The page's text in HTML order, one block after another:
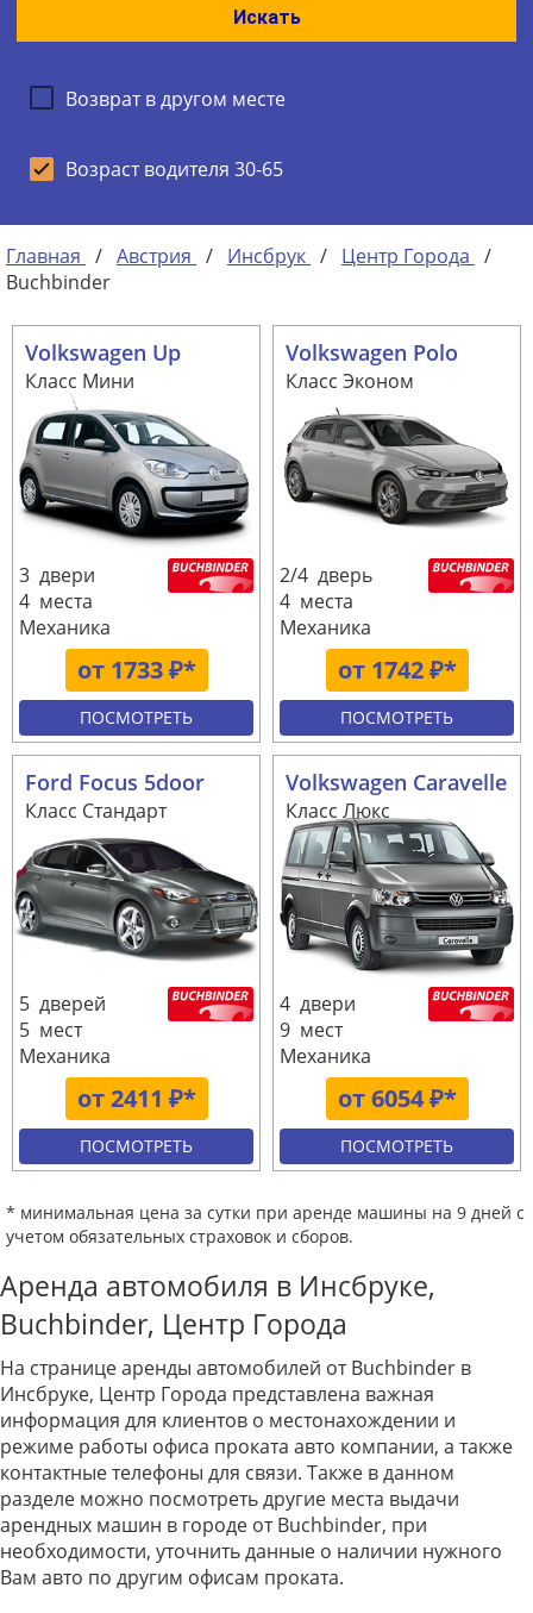
Искать
Возврат в другом месте
Возраст водителя 30-65
Главная / Австрия / Инсбрук / Центр Города /
Buchbinder
Volkswagen Up
Класс Мини
от 1733 ₽*
3 двери
4 места
Механика
ПОСМОТРЕТЬ
Volkswagen Polo
Класс Эконом
от 1742 ₽*
2/4 дверь
4 места
Механика
ПОСМОТРЕТЬ
Ford Focus 5door
Класс Стандарт
от 2411 ₽*
5 дверей
5 мест
Механика
ПОСМОТРЕТЬ
Volkswagen Caravelle
Класс Люкс
от 6054 ₽*
4 двери
9 мест
Механика
ПОСМОТРЕТЬ
* минимальная цена за сутки при аренде машины на 9 дней с
учетом обязательных страховок и сборов.
Аренда автомобиля в Инсбруке,
Buchbinder, Центр Города
На странице аренды автомобилей от Buchbinder в
Инсбруке, Центр Города представлена важная
информация для клиентов о местонахождении и
режиме работы офиса проката авто компании, а также
контактные телефоны для связи. Также в данном
разделе можно посмотреть другие места выдачи
арендных машин в городе от Buchbinder, при
необходимости, уточнить данные о наличии нужного
Вам авто по другим офисам проката.